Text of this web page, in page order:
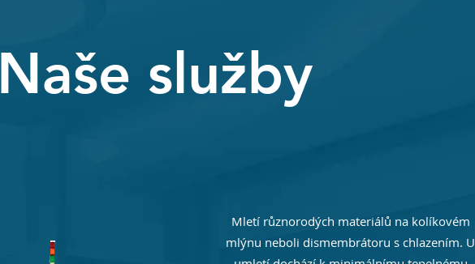
Naše služby
Mletí různorodých materiálů na kolíkovém
mlýnu neboli dismembrátoru s chlazením. U